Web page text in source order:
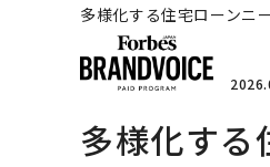
多様化する住宅ローン
多様化す